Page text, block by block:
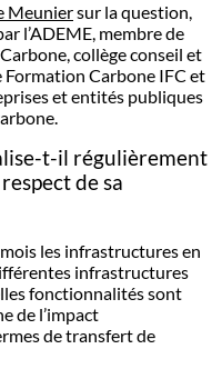
Meuniersur la question,
l’ADEME, membre de
collège conseil et
Carbone IFC et
et entités publiques
t-il régulièrement
de sa
les infrastructures en
infrastructures
fonctionnalités sont
de l’impact
de transfert de